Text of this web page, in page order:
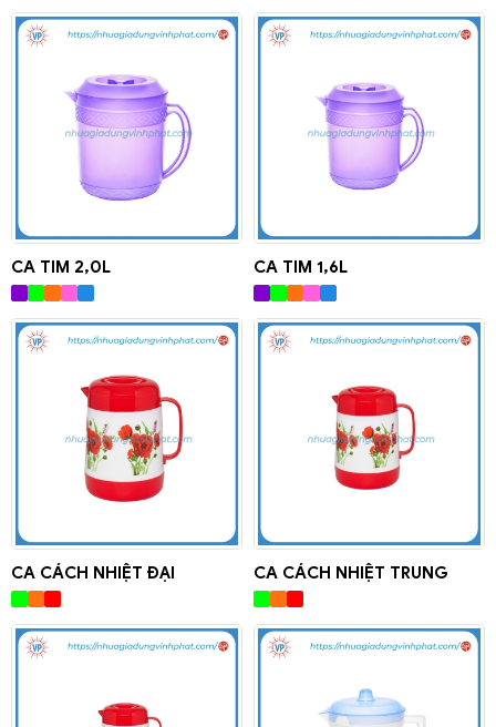
CA TIM 2,0L CA TIM 1,6L
CA CÁCH NHIỆT ĐẠI CA CÁCH NHIỆT TRUNG